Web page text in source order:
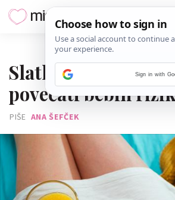
Slatka pića u
povećati bebin
PIŠE ANA ŠEFČEK
Sign in with